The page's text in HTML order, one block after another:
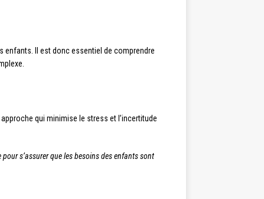
enfants. Il est donc essentiel de comprendre
qui minimise le stress et l’incertitude
s’assurer que les besoins des enfants sont